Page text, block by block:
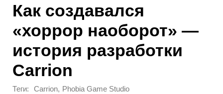
Как создавался
«хоррор наоборот» —
история разработки
Carrion
Теги: Carrion, Phobia Game Studio